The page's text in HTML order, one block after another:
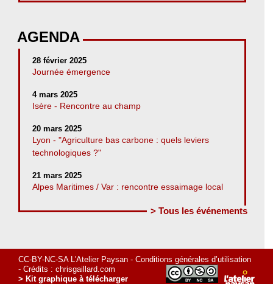
AGENDA
28 février 2025
Journée émergence
4 mars 2025
Isère - Rencontre au champ
20 mars 2025
Lyon - "Agriculture bas carbone : quels leviers
technologiques ?"
21 mars 2025
Alpes Maritimes / Var : rencontre essaimage local
> Tous les événements
CC-BY-NC-SA L'Atelier Paysan - Conditions générales d’utilisation
- Crédits : chrisgaillard.com
> Kit graphique à télécharger